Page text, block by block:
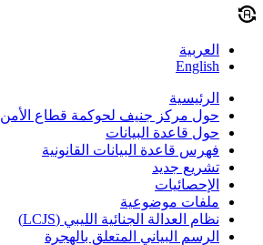
العربية
English
الرئيسية
حول مركز جنيف لحوكمة قطاع الأمن
حول قاعدة البيانات
فهرس قاعدة البيانات القانونية
تشريع جديد
الإحصائيات
ملفات موضوعية
نظام العدالة الجنائية الليبي (LCJS)
الرسم البياني المتعلق بالهجرة